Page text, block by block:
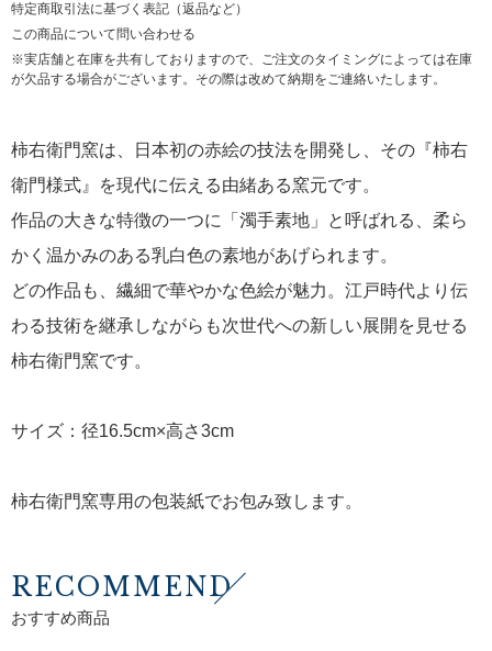
特定商取引法に基づく表記（返品など）
この商品について問い合わせる
※実店舗と在庫を共有しておりますので、ご注文のタイミングによっては在庫
が欠品する場合がございます。その際は改めて納期をご連絡いたします。
柿右衛門窯は、日本初の赤絵の技法を開発し、その『柿右
衛門様式』を現代に伝える由緒ある窯元です。
作品の大きな特徴の一つに「濁手素地」と呼ばれる、柔ら
かく温かみのある乳白色の素地があげられます。
どの作品も、繊細で華やかな色絵が魅力。江戸時代より伝
わる技術を継承しながらも次世代への新しい展開を見せる
柿右衛門窯です。
サイズ：径16.5cm×高さ3cm
柿右衛門窯専用の包装紙でお包み致します。
RECOMMEND
おすすめ商品